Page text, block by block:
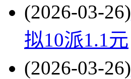
(2026-03-26)
拟10派1.1元
(2026-03-26)